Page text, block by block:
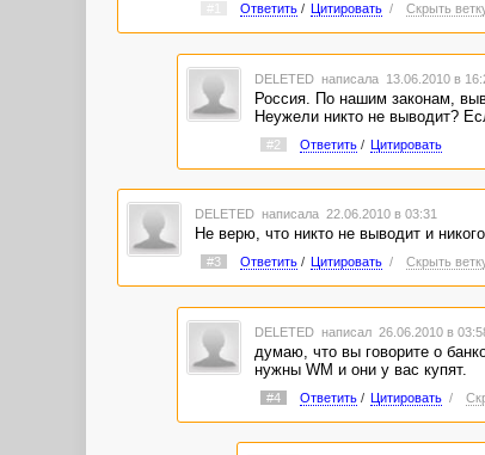
Ответить/ Цитировать / Скрыть
DELETED написала 13.06.2010 в
Россия. По нашим законам,
Неужели никто не выводит?
#2 Ответить/ Цитировать
DELETED написала 22.06.2010 в 03:31
Не верю, что никто не выводит и
#3 Ответить/ Цитировать / Скрыть
DELETED написал 26.06.2010 в
думаю, что вы говорите о
нужны WM и они у вас купят.
#4 Ответить/ Цитировать /